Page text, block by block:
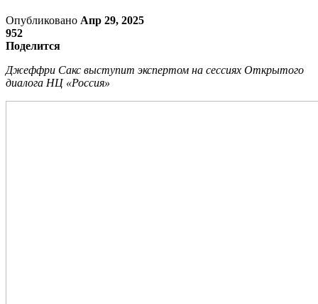
Опубликовано Апр 29, 2025
952
Поделится
Джеффри Сакс выступит экспертом на сессиях Открытого
диалога НЦ «Россия»